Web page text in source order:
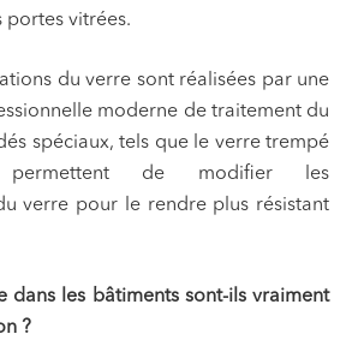
portes vitrées.
du verre sont réalisées par une
moderne de traitement du
spéciaux, tels que le verre trempé
de modifier les
verre pour le rendre plus résistant
dans les bâtiments sont-ils vraiment
?